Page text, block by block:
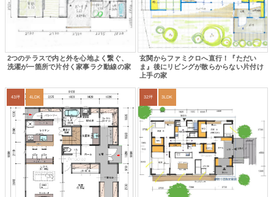
2つのテラスで内と外を心地よく繋ぐ、
洗濯が一箇所で片付く家事ラク動線の家
玄関からファミクロへ直行！『ただい
ま』後にリビングが散らからない片付け
上手の家
43坪 4LDK 32坪 3LDK